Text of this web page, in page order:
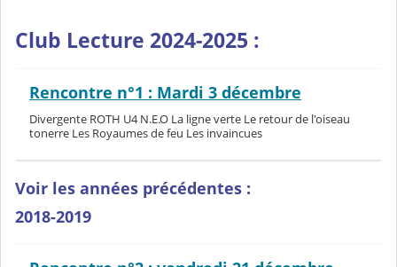
Club Lecture 2024-2025 :
Rencontre n°1 : Mardi 3 décembre
Divergente ROTH U4 N.E.O La ligne verte Le retour de l'oiseau
tonerre Les Royaumes de feu Les invaincues
Voir les années précédentes :
2018-2019